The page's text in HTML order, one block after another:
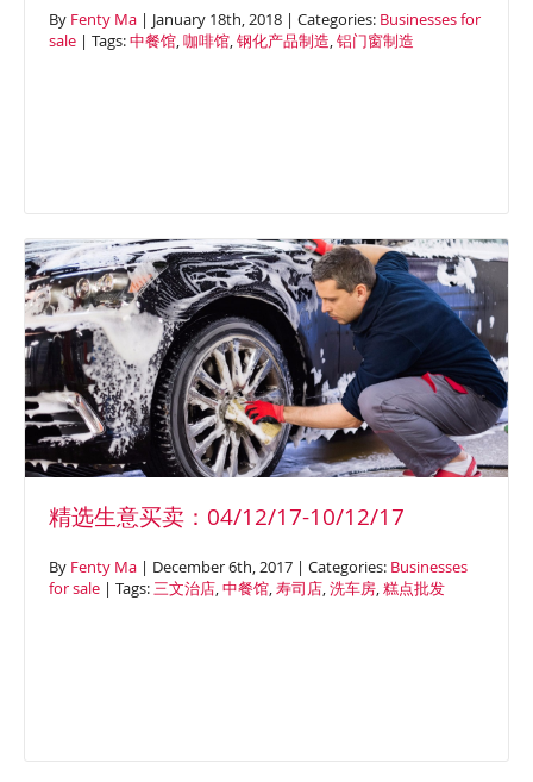
By Fenty Ma | January 18th, 2018 | Categories: Businesses for
sale | Tags:中餐馆,咖啡馆,钢化产品制造,铝门窗制造
精选生意买卖：04/12/17-10/12/17
By Fenty Ma | December 6th, 2017 | Categories: Businesses
for sale | Tags:三文治店,中餐馆,寿司店,洗车房,糕点批发